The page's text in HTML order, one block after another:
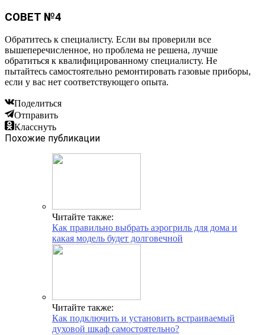
СОВЕТ №4
Обратитесь к специалисту. Если вы проверили все
вышеперечисленное, но проблема не решена, лучше
обратиться к квалифицированному специалисту. Не
пытайтесь самостоятельно ремонтировать газовые приборы,
если у вас нет соответствующего опыта.
Поделиться
Отправить
Класснуть
Похожие публикации
Читайте также:
Как правильно выбрать аэрогриль для дома и
какая модель будет долговечной
Читайте также:
Как подключить и установить встраиваемый
духовой шкаф самостоятельно?